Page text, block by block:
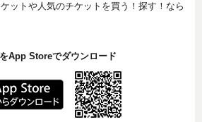
ットや人気のチケットを買う！探す！なら
App Storeでダウンロード